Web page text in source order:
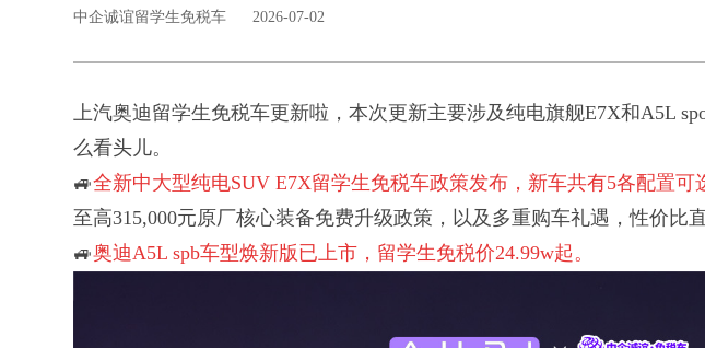
中企诚谊留学生免税车 2026-07-02
上汽奥迪留学生免税车更新啦，本次更新主要涉及纯电旗舰E7X和A5L
么看头儿。
🚙全新中大型纯电SUV E7X留学生免税车政策发布，新车共有5各配置可
至高315,000元原厂核心装备免费升级政策，以及多重购车礼遇，性价比直
🚙奥迪A5L spb车型焕新版已上市，留学生免税价24.99w起。